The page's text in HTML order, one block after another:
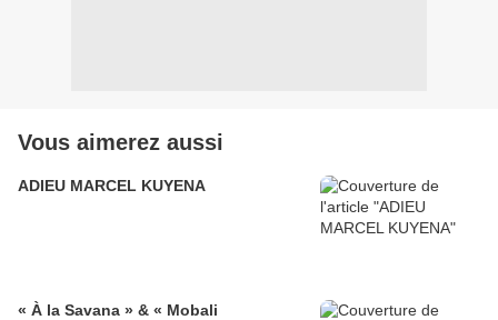
Vous aimerez aussi
ADIEU MARCEL KUYENA
« À la Savana » & « Mobali